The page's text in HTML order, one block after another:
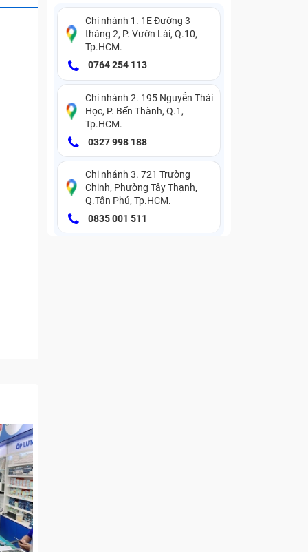
Chi nhánh 1. 1E Đường 3
tháng 2, P. Vườn Lài, Q.10,
Tp.HCM.
0764 254 113
Chi nhánh 2. 195 Nguyễn Thái
Học, P. Bến Thành, Q.1,
Tp.HCM.
0327 998 188
Chi nhánh 3. 721 Trường
Chinh, Phường Tây Thạnh,
Q.Tân Phú, Tp.HCM.
0835 001 511